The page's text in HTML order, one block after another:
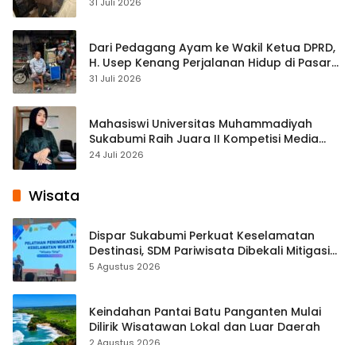
Dari Pedagang Ayam ke Wakil Ketua DPRD,
H. Usep Kenang Perjalanan Hidup di Pasar
Cisaat
31 Juli 2026
Mahasiswi Universitas Muhammadiyah
Sukabumi Raih Juara II Kompetisi Media
Pembelajaran Digital Tingkat Internasional
24 Juli 2026
Wisata
Dispar Sukabumi Perkuat Keselamatan
Destinasi, SDM Pariwisata Dibekali Mitigasi
hingga Teknik Evakuasi
5 Agustus 2026
Keindahan Pantai Batu Panganten Mulai
Dilirik Wisatawan Lokal dan Luar Daerah
2 Agustus 2026